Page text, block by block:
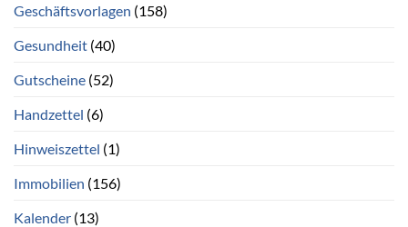
Geschäftsvorlagen (158)
Gesundheit (40)
Gutscheine (52)
Handzettel (6)
Hinweiszettel (1)
Immobilien (156)
Kalender (13)